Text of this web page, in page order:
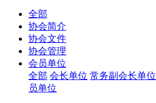
全部
协会简介
协会文件
协会管理
会员单位
全部 会长单位 常务副会长单位
员单位